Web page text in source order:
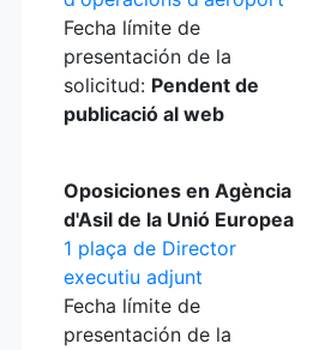
Fecha límite de
presentación de la
solicitud: Pendent de
publicació al web
Oposiciones en Agència
d'Asil de la Unió Europea
1 plaça de Director
executiu adjunt
Fecha límite de
presentación de la